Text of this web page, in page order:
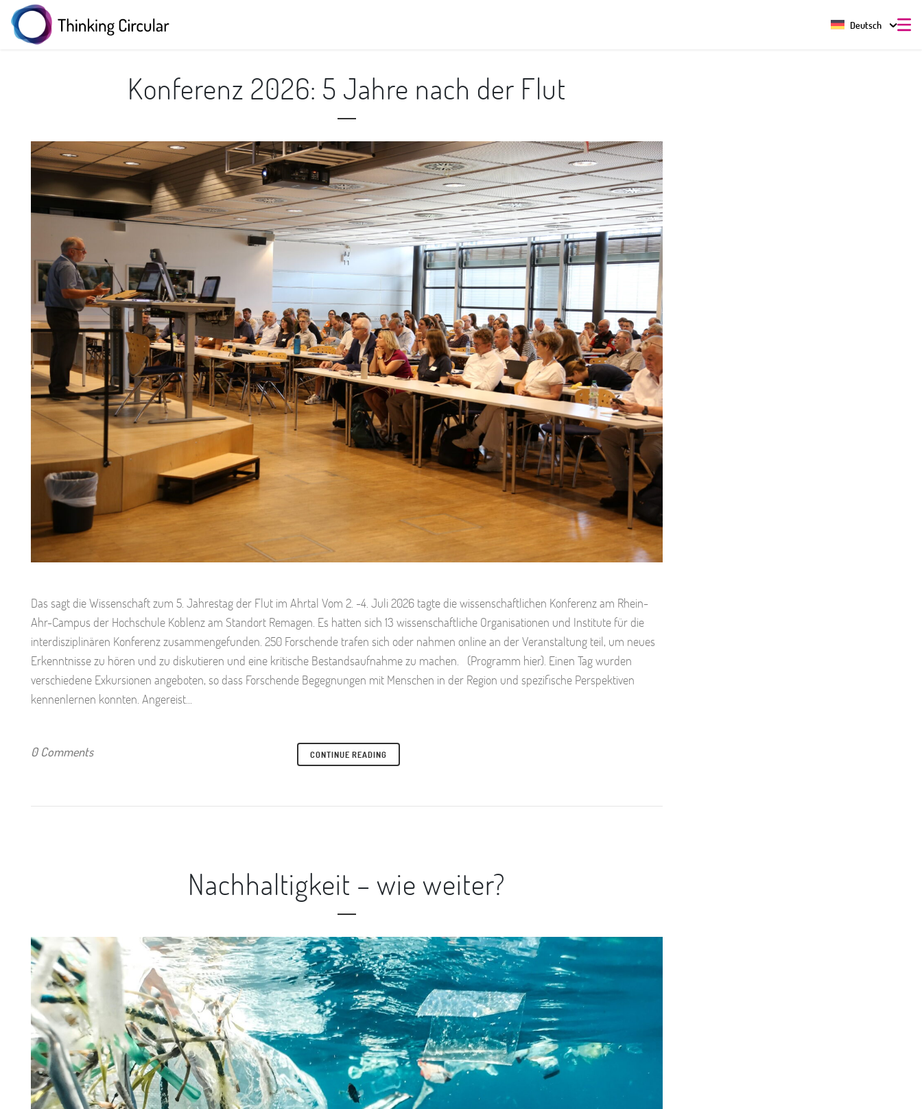
Deutsch
Konferenz 2026: 5 Jahre nach der Flut
Das sagt die Wissenschaft zum 5. Jahrestag der Flut im Ahrtal Vom 2. -4. Juli 2026 tagte die wissenschaftlichen Konferenz am Rhein-
Ahr-Campus der Hochschule Koblenz am Standort Remagen. Es hatten sich 13 wissenschaftliche Organisationen und Institute für die
interdisziplinären Konferenz zusammengefunden. 250 Forschende trafen sich oder nahmen online an der Veranstaltung teil, um neues
Erkenntnisse zu hören und zu diskutieren und eine kritische Bestandsaufnahme zu machen. (Programm hier). Einen Tag wurden
verschiedene Exkursionen angeboten, so dass Forschende Begegnungen mit Menschen in der Region und spezifische Perspektiven
kennenlernen konnten. Angereist...
0 Comments CONTINUE READING
Nachhaltigkeit – wie weiter?